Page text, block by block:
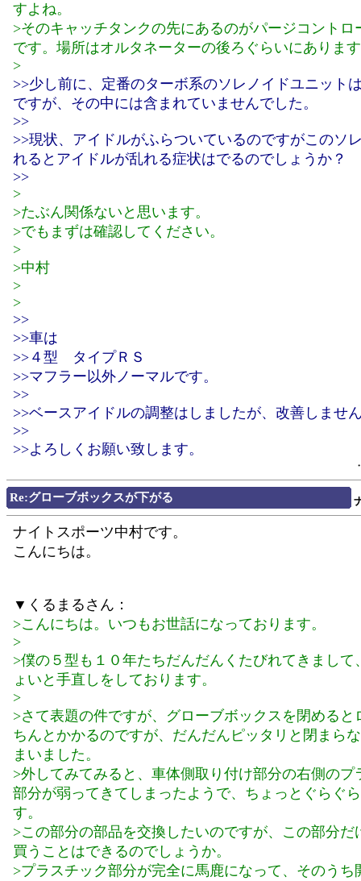
すよね。
>そのキャッチタンクの先にあるのがパージコントロ
です。場所はオルタネーターの後ろぐらいにありま
>
>>少し前に、定番のターボ系のソレノイドユニット
ですが、その中には含まれていませんでした。
>>
>>現状、アイドルがふらついているのですがこのソ
れるとアイドルが乱れる症状はでるのでしょうか？
>>
>
>たぶん関係ないと思います。
>でもまずは確認してください。
>
>中村
>
>
>>
>>車は
>>４型 タイプＲＳ
>>マフラー以外ノーマルです。
>>
>>ベースアイドルの調整はしましたが、改善しませ
>>
>>よろしくお願い致します。
Re:グローブボックスが下がる
ナイトスポーツ中村です。
こんにちは。
▼くるまるさん：
>こんにちは。いつもお世話になっております。
>
>僕の５型も１０年たちだんだんくたびれてきまして
ょいと手直しをしております。
>
>さて表題の件ですが、グローブボックスを閉めると
ちんとかかるのですが、だんだんピッタリと閉まら
まいました。
>外してみてみると、車体側取り付け部分の右側のプ
部分が弱ってきてしまったようで、ちょっとぐらぐ
す。
>この部分の部品を交換したいのですが、この部分だ
買うことはできるのでしょうか。
>プラスチック部分が完全に馬鹿になって、そのうち